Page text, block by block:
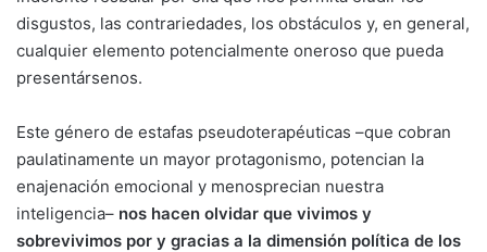
disgustos, las contrariedades, los obstáculos y, en general,
cualquier elemento potencialmente oneroso que pueda
presentársenos.
Este género de estafas pseudoterapéuticas –que cobran
paulatinamente un mayor protagonismo, potencian la
enajenación emocional y menosprecian nuestra
inteligencia– nos hacen olvidar que vivimos y
sobrevivimos por y gracias a la dimensión política de los